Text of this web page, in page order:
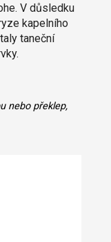
V důsledku
kapelního
taneční
nebo překlep,